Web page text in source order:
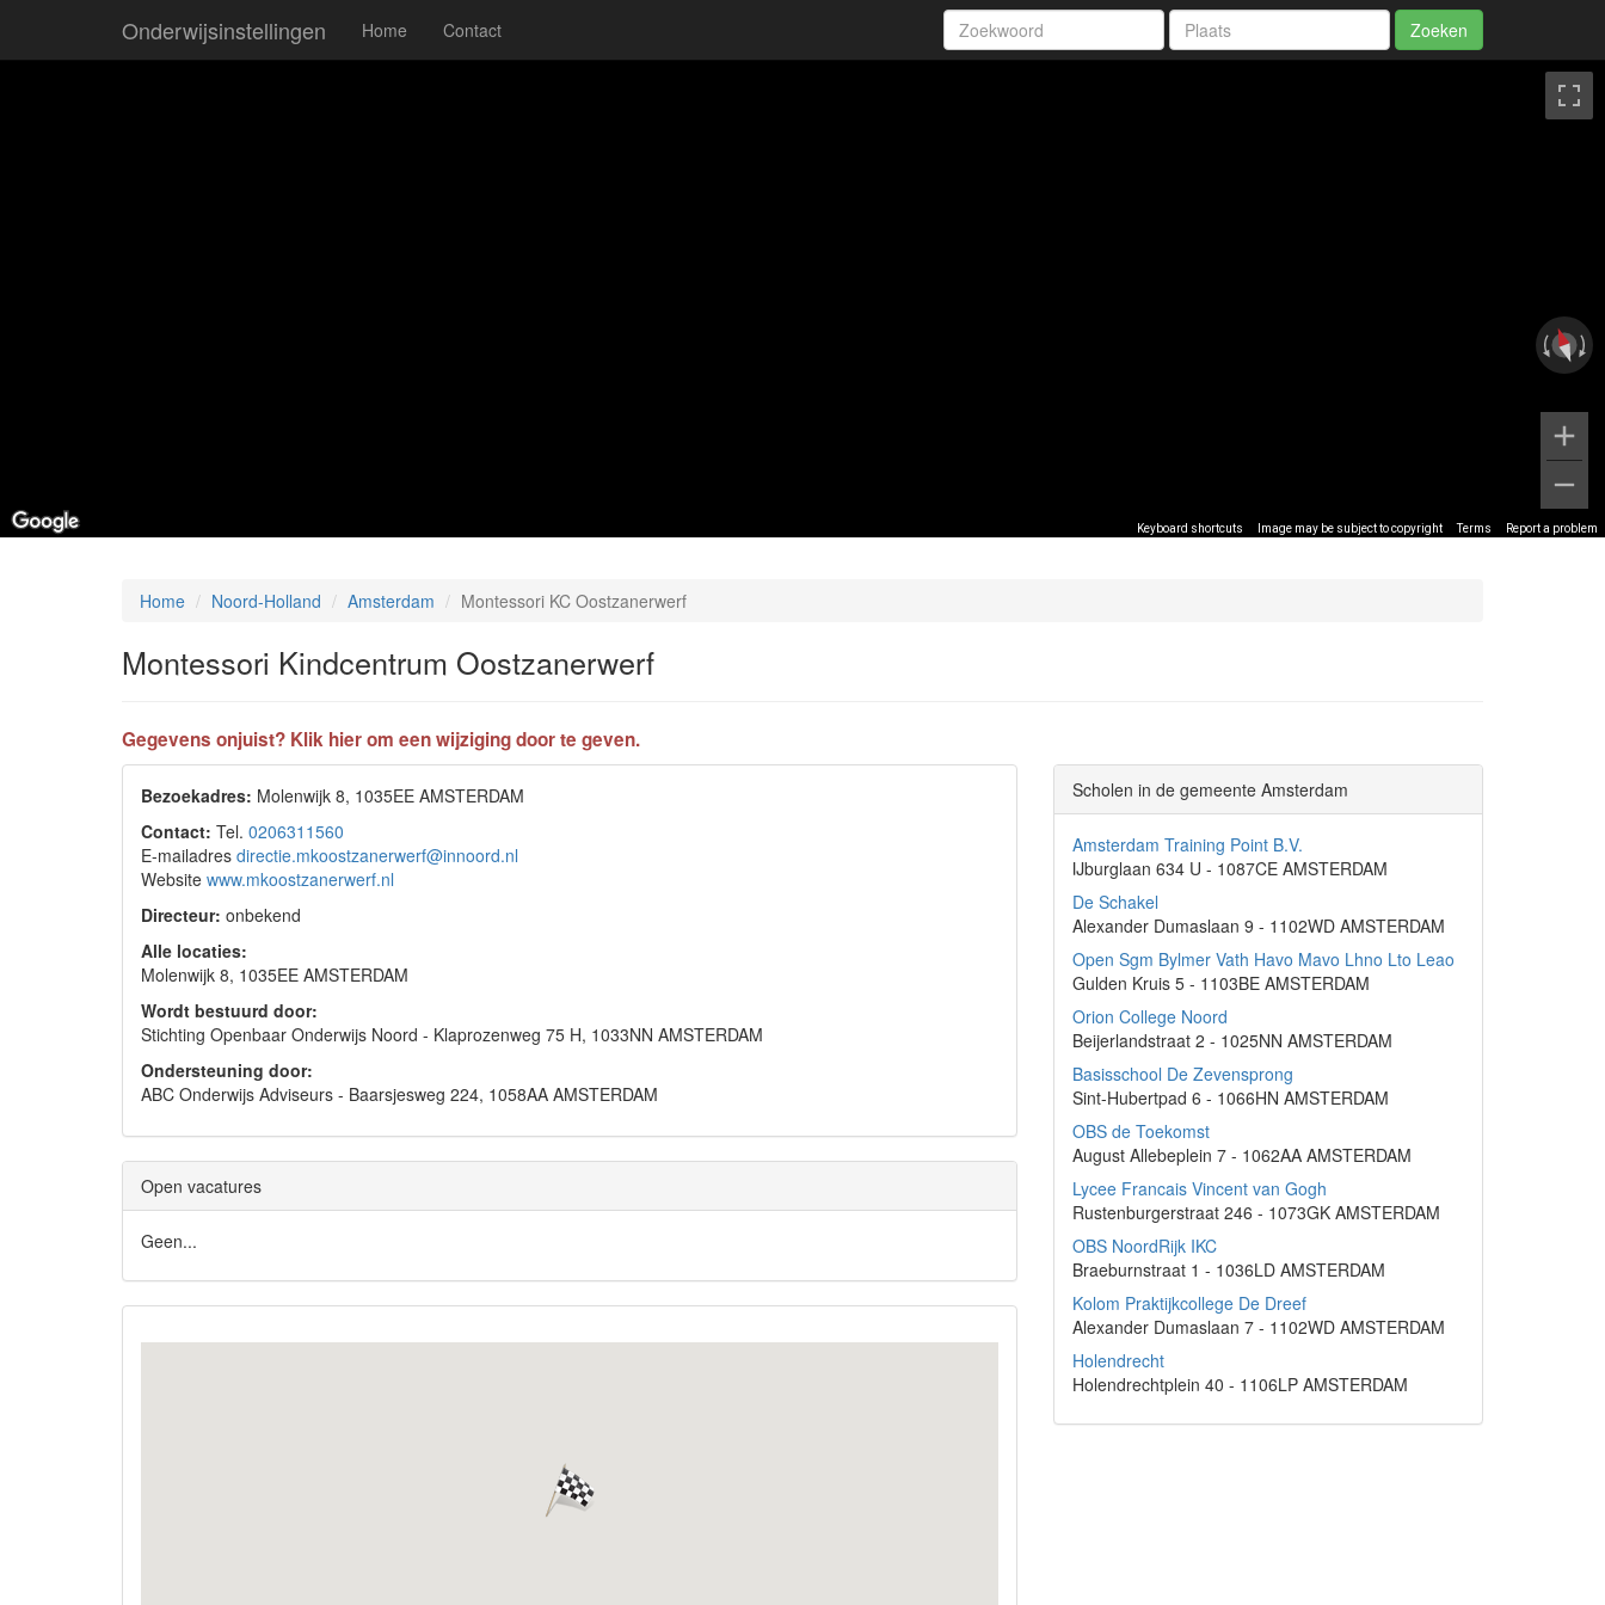
Onderwijsinstellingen Home Contact Zoeken
Keyboard shortcuts Image may be subject to copyright Terms Report a problem
Home Noord-Holland Amsterdam Montessori KC Oostzanerwerf
Montessori Kindcentrum Oostzanerwerf
Gegevens onjuist? Klik hier om een wijziging door te geven.
Bezoekadres: Molenwijk 8, 1035EE AMSTERDAM
Contact: Tel. 0206311560
E-mailadres directie.mkoostzanerwerf@innoord.nl
Website www.mkoostzanerwerf.nl
Directeur: onbekend
Alle locaties:
Molenwijk 8, 1035EE AMSTERDAM
Wordt bestuurd door:
Stichting Openbaar Onderwijs Noord - Klaprozenweg 75 H, 1033NN AMSTERDAM
Ondersteuning door:
ABC Onderwijs Adviseurs - Baarsjesweg 224, 1058AA AMSTERDAM
Open vacatures
Geen...
Scholen in de gemeente Amsterdam
Amsterdam Training Point B.V.
IJburglaan 634 U - 1087CE AMSTERDAM
De Schakel
Alexander Dumaslaan 9 - 1102WD AMSTERDAM
Open Sgm Bylmer Vath Havo Mavo Lhno Lto Leao
Gulden Kruis 5 - 1103BE AMSTERDAM
Orion College Noord
Beijerlandstraat 2 - 1025NN AMSTERDAM
Basisschool De Zevensprong
Sint-Hubertpad 6 - 1066HN AMSTERDAM
OBS de Toekomst
August Allebeplein 7 - 1062AA AMSTERDAM
Lycee Francais Vincent van Gogh
Rustenburgerstraat 246 - 1073GK AMSTERDAM
OBS NoordRijk IKC
Braeburnstraat 1 - 1036LD AMSTERDAM
Kolom Praktijkcollege De Dreef
Alexander Dumaslaan 7 - 1102WD AMSTERDAM
Holendrecht
Holendrechtplein 40 - 1106LP AMSTERDAM